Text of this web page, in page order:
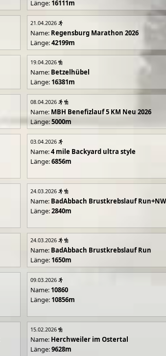
Länge: 16111m
21.04.2026
Name: Regensburg Marathon 2026
Länge:42199m
19.04.2026
Name: Betzelhübel
Länge: 16381m
08.04.2026
Name: MBH Benefizlauf 5 KM Neu 2026
Länge:5000m
03.04.2026
Name:4 mile Backyard ultra style
Länge:6856m
24.03.2026
Name: BadAbbach Brustkrebslauf Run+NW
Länge:2840m
24.03.2026
Name: BadAbbach Brustkrebslauf Run
Länge: 1650m
09.03.2026
Name: 10860
Länge: 10856m
15.02.2026
Name: Herchweiler im Ostertal
Länge:9628m